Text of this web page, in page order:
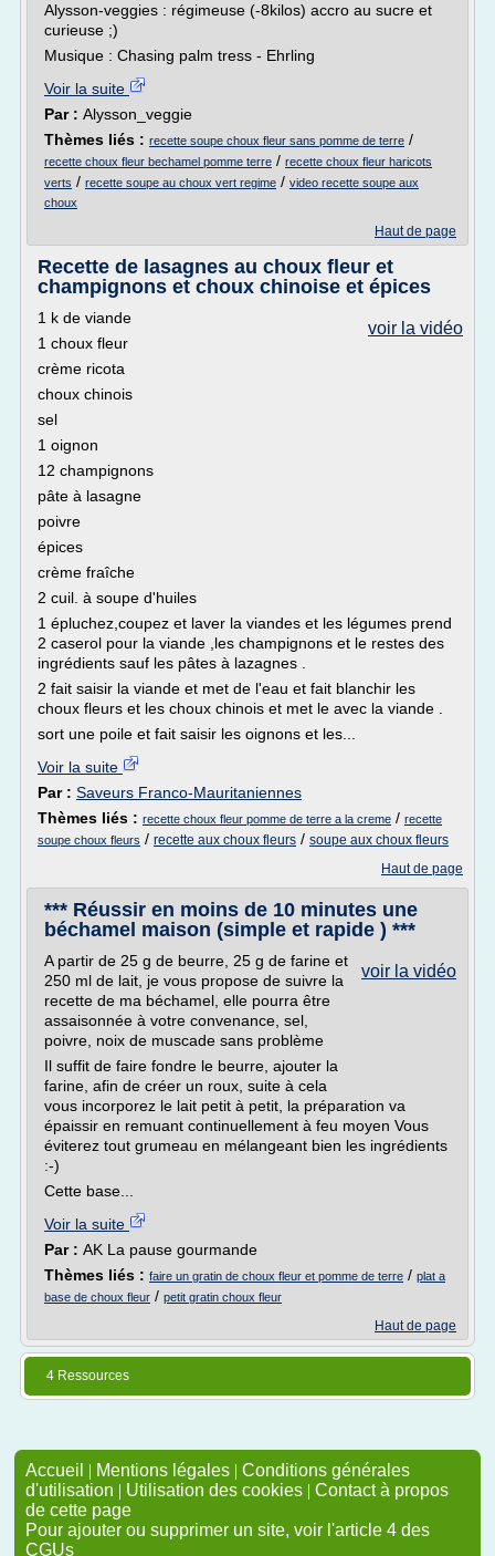
Alysson-veggies : régimeuse (-8kilos) accro au sucre et
curieuse ;)
Musique : Chasing palm tress - Ehrling
Voir la suite
Par : Alysson_veggie
Thèmes liés : recette soupe choux fleur sans pomme de terre /
recette choux fleur bechamel pomme terre / recette choux fleur haricots
verts / recette soupe au choux vert regime / video recette soupe aux
choux
Haut de page
Recette de lasagnes au choux fleur et
champignons et choux chinoise et épices
voir la vidéo
1 k de viande
1 choux fleur
crème ricota
choux chinois
sel
1 oignon
12 champignons
pâte à lasagne
poivre
épices
crème fraîche
2 cuil. à soupe d'huiles
1 épluchez,coupez et laver la viandes et les légumes prend
2 caserol pour la viande ,les champignons et le restes des
ingrédients sauf les pâtes à lazagnes .
2 fait saisir la viande et met de l'eau et fait blanchir les
choux fleurs et les choux chinois et met le avec la viande .
sort une poile et fait saisir les oignons et les...
Voir la suite
Par : Saveurs Franco-Mauritaniennes
Thèmes liés : recette choux fleur pomme de terre a la creme / recette
soupe choux fleurs / recette aux choux fleurs / soupe aux choux fleurs
Haut de page
*** Réussir en moins de 10 minutes une
béchamel maison (simple et rapide ) ***
voir la vidéo
A partir de 25 g de beurre, 25 g de farine et
250 ml de lait, je vous propose de suivre la
recette de ma béchamel, elle pourra être
assaisonnée à votre convenance, sel,
poivre, noix de muscade sans problème
Il suffit de faire fondre le beurre, ajouter la
farine, afin de créer un roux, suite à cela
vous incorporez le lait petit à petit, la préparation va
épaissir en remuant continuellement à feu moyen Vous
éviterez tout grumeau en mélangeant bien les ingrédients
:-)
Cette base...
Voir la suite
Par : AK La pause gourmande
Thèmes liés : faire un gratin de choux fleur et pomme de terre / plat a
base de choux fleur / petit gratin choux fleur
Haut de page
4 Ressources
Accueil | Mentions légales | Conditions générales
d'utilisation | Utilisation des cookies | Contact à propos
de cette page
Pour ajouter ou supprimer un site, voir l'article 4 des
CGUs